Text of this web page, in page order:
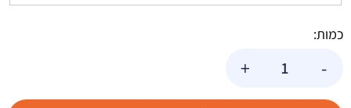
כמות:
-
+